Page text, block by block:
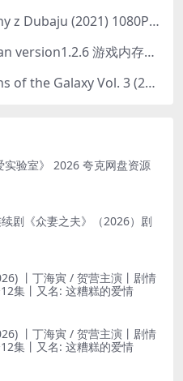
迪拜的女孩 Dziewczyny z Dubaju (2021) 1080P 中字
IOS 越狱软件iMemScan version1.2.6 游戏内存修改器
银河护卫队3 Guardians of the Galaxy Vol. 3 (2023)4K高清资源1080p只分享精品
实验室》 2026 夸克网盘资源
剧《众妻之夫》（2026）剧
丨丁海寅 / 贺营主演丨剧情
集丨又名: 这糟糕的爱情
丨丁海寅 / 贺营主演丨剧情
集丨又名: 这糟糕的爱情